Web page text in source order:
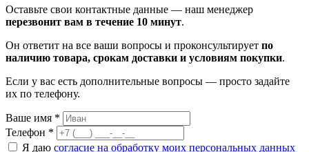
Оставьте свои контактные данные — наш менеджер
перезвонит вам в течение 10 минут.
Он ответит на все ваши вопросы и проконсультирует по
наличию товара, срокам доставки и условиям покупки.
Если у вас есть дополнительные вопросы — просто задайте
их по телефону.
Ваше имя *
Телефон *
Я даю согласие на обработку моих персональных данных